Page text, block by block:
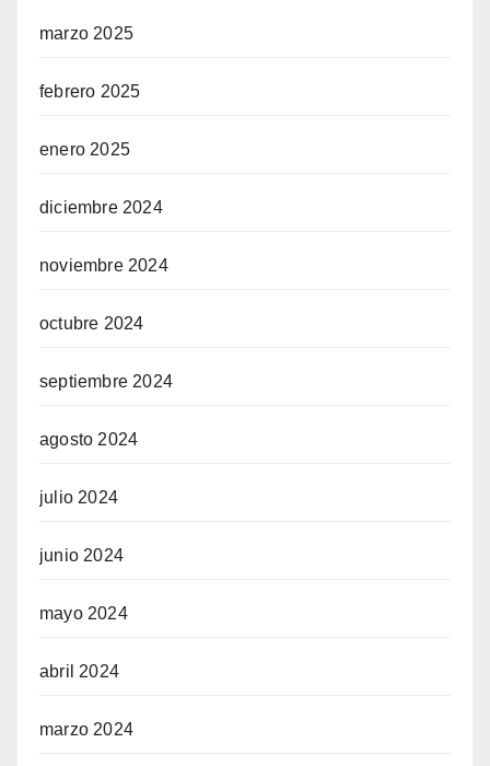
marzo 2025
febrero 2025
enero 2025
diciembre 2024
noviembre 2024
octubre 2024
septiembre 2024
agosto 2024
julio 2024
junio 2024
mayo 2024
abril 2024
marzo 2024